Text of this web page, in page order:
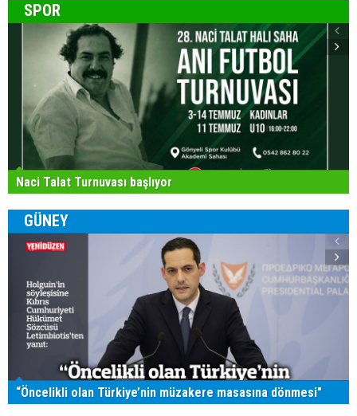
SPOR
Naci Talat Turnuvası başlıyor
GÜNEY
“Öncelikli olan Türkiye’nin müzakere masasına dönmesi"